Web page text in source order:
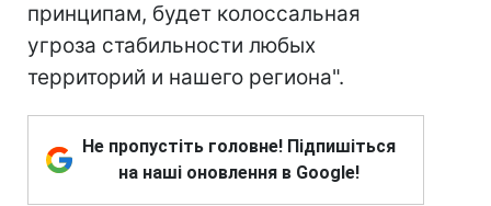
принципам, будет колоссальная
угроза стабильности любых
территорий и нашего региона".
Не пропустіть головне! Підпишіться
на наші оновлення в Google!